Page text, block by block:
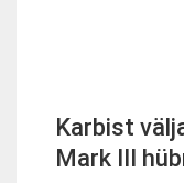
Karbist
Mark III